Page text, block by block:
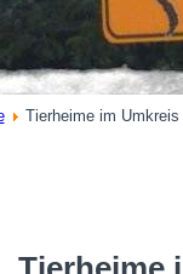
Tierheime im